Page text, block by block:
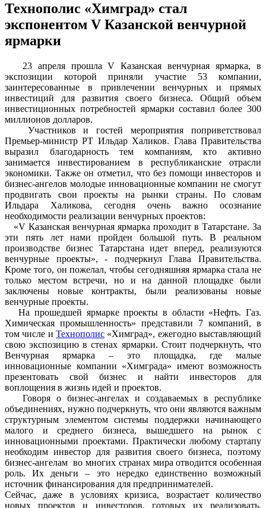
Технополис «Химград» стал
экспонентом V Казанской венчурной
ярмарки
23 апреля прошла V Казанская венчурная ярмарка, в
экспозиции которой приняли участие 53 компании,
заинтересованные в привлечении венчурных и прямых
инвестиций для развития своего бизнеса. Общий объем
инвестиционных потребностей ярмарки составил более 300
миллионов долларов.
Участников и гостей мероприятия поприветствовал
Премьер-министр РТ Ильдар Халиков. Глава Правительства
выразил благодарность тем компаниям, кто активно
занимается инвестированием в республиканские отрасли
экономики. Также он отметил, что без помощи инвесторов и
бизнес-ангелов молодые инновационные компании не смогут
продвигать свои проекты на рынки страны. По словам
Ильдара Халикова, сегодня очень важно осознание
необходимости реализации венчурных проектов:
«V Казанская венчурная ярмарка проходит в Татарстане. За
эти пять лет нами пройден большой путь. В реальном
производстве бизнес Татарстана идет вперед, реализуются
венчурные проекты», - подчеркнул Глава Правительства.
Кроме того, он пожелал, чтобы сегодняшняя ярмарка стала не
только местом встречи, но и на данной площадке были
заключены новые контракты, были реализованы новые
венчурные проекты.
На прошедшей ярмарке проекты в области «Нефть. Газ.
Химическая промышленность» представили 7 компаний, в
том числе и Технополис «Химград», ежегодно выставляющий
свою экспозицию в стенах ярмарки. Стоит подчеркнуть, что
Венчурная ярмарка – это площадка, где малые
инновационные компании «Химграда» имеют возможность
презентовать свой бизнес и найти инвесторов для
воплощения в жизнь идей и проектов.
Говоря о бизнес-ангелах и создаваемых в республике
объединениях, нужно подчеркнуть, что они являются важным
структурным элементом системы поддержки начинающего
малого и среднего бизнеса, вышедшего на рынок с
инновационными проектами. Практически любому стартапу
необходим инвестор для развития своего бизнеса, поэтому
бизнес-ангелам во многих странах мира отводится особенная
роль. Их деньги – это нередко единственно возможный
источник финансирования для предпринимателей.
Сейчас, даже в условиях кризиса, возрастает количество
новых проектов и инвесторов, готовых их реализовать.